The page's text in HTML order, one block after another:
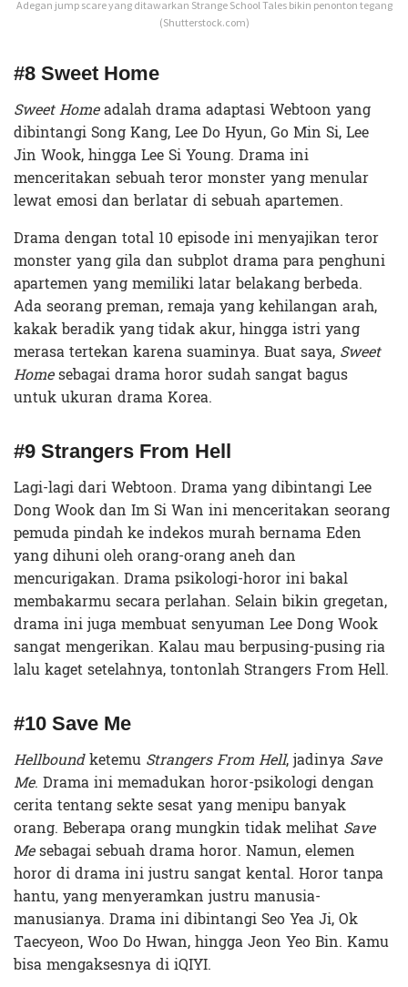
Adegan jump scare yang ditawarkan Strange School Tales bikin penonton tegang
(Shutterstock.com)
#8 Sweet Home
Sweet Homeadalah drama adaptasi Webtoon yang
dibintangi Song Kang, Lee Do Hyun, Go Min Si, Lee
Jin Wook, hingga Lee Si Young. Drama ini
menceritakan sebuah teror monster yang menular
lewat emosi dan berlatar di sebuah apartemen.
Drama dengan total 10 episode ini menyajikan teror
monster yang gila dan subplot drama para penghuni
apartemen yang memiliki latar belakang berbeda.
Ada seorang preman, remaja yang kehilangan arah,
kakak beradik yang tidak akur, hingga istri yang
merasa tertekan karena suaminya. Buat saya, Sweet
Homesebagai drama horor sudah sangat bagus
untuk ukuran drama Korea.
#9 Strangers From Hell
Lagi-lagi dari Webtoon. Drama yang dibintangi Lee
Dong Wook dan Im Si Wan ini menceritakan seorang
pemuda pindah ke indekos murah bernama Eden
yang dihuni oleh orang-orang aneh dan
mencurigakan. Drama psikologi-horor ini bakal
membakarmu secara perlahan. Selain bikin gregetan,
drama ini juga membuat senyuman Lee Dong Wook
sangat mengerikan. Kalau mau berpusing-pusing ria
lalu kaget setelahnya, tontonlah Strangers From Hell.
#10 Save Me
Hellboundketemu Strangers From Hell, jadinya Save
Me. Drama ini memadukan horor-psikologi dengan
cerita tentang sekte sesat yang menipu banyak
orang. Beberapa orang mungkin tidak melihat Save
Mesebagai sebuah drama horor. Namun, elemen
horor di drama ini justru sangat kental. Horor tanpa
hantu, yang menyeramkan justru manusia-
manusianya. Drama ini dibintangi Seo Yea Ji, Ok
Taecyeon, Woo Do Hwan, hingga Jeon Yeo Bin. Kamu
bisa mengaksesnya di iQIYI.